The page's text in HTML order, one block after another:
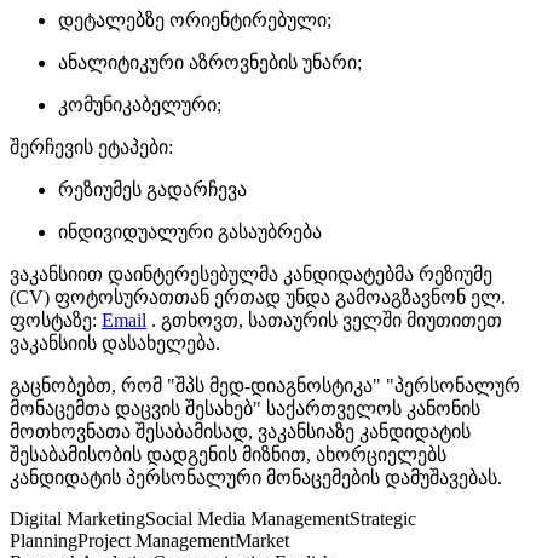
დეტალებზე ორიენტირებული;
ანალიტიკური აზროვნების უნარი;
კომუნიკაბელური;
შერჩევის ეტაპები:
რეზიუმეს გადარჩევა
ინდივიდუალური გასაუბრება
ვაკანსიით დაინტერესებულმა კანდიდატებმა რეზიუმე
(CV) ფოტოსურათთან ერთად უნდა გამოაგზავნონ ელ.
ფოსტაზე: Email . გთხოვთ, სათაურის ველში მიუთითეთ
ვაკანსიის დასახელება.
გაცნობებთ, რომ "შპს მედ-დიაგნოსტიკა" "პერსონალურ
მონაცემთა დაცვის შესახებ" საქართველოს კანონის
მოთხოვნათა შესაბამისად, ვაკანსიაზე კანდიდატის
შესაბამისობის დადგენის მიზნით, ახორციელებს
კანდიდატის პერსონალური მონაცემების დამუშავებას.
Digital MarketingSocial Media ManagementStrategic
PlanningProject ManagementMarket